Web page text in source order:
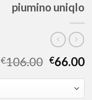
piumino uniqlo
€106.00 €66.00